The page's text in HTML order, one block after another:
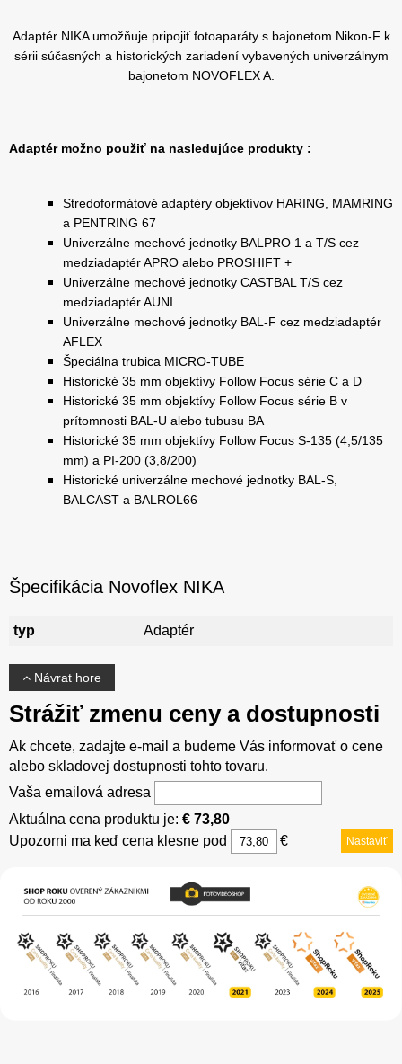
Adaptér NIKA umožňuje pripojiť fotoaparáty s bajonetom Nikon-F k
sérii súčasných a historických zariadení vybavených univerzálnym
bajonetom NOVOFLEX A.
Adaptér možno použiť na nasledujúce produkty :
Stredoformátové adaptéry objektívov HARING, MAMRING
a PENTRING 67
Univerzálne mechové jednotky BALPRO 1 a T/S cez
medziadaptér APRO alebo PROSHIFT +
Univerzálne mechové jednotky CASTBAL T/S cez
medziadaptér AUNI
Univerzálne mechové jednotky BAL-F cez medziadaptér
AFLEX
Špeciálna trubica MICRO-TUBE
Historické 35 mm objektívy Follow Focus série C a D
Historické 35 mm objektívy Follow Focus série B v
prítomnosti BAL-U alebo tubusu BA
Historické 35 mm objektívy Follow Focus S-135 (4,5/135
mm) a PI-200 (3,8/200)
Historické univerzálne mechové jednotky BAL-S,
BALCAST a BALROL66
Špecifikácia Novoflex NIKA
typ Adaptér
Návrat hore
Strážiť zmenu ceny a dostupnosti
Ak chcete, zadajte e-mail a budeme Vás informovať o cene
alebo skladovej dostupnosti tohto tovaru.
Vaša emailová adresa
Aktuálna cena produktu je: € 73,80
Upozorni ma keď cena klesne pod
€ Nastaviť